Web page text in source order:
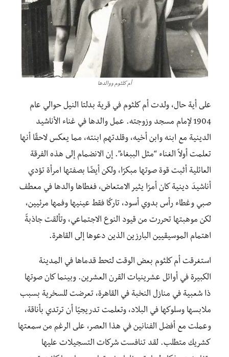
أم كلثوم ووالدها
على أية حال، ولدت أم كلثوم في قرية بدلتا النيل حوالي عام
1904 لإمام مسجد وزوجته. عمل والدها في غناء الأناشيد
الدينية مع ابنه وابن أخيه، وقلدتهم ابنته، مما يعكس لاحقًا أنها
تعلمت أولاً الغناء “مثل الببغاء”. إن الانضمام إلى هذه الفرقة
العائلية أثبت قوة صوتها مبكرًا، ولكن أيضًا بصفتها امرأة تؤدي
أناشيدَ دينية كان أمرًا يثير الامتعاض، فغطاها والدها في معطف
صبي وغطاء رأس بدوي أسود، تاركًا فقط عينيها وفمها مرئيين،
لكن موهبتها تحررت من قيود النوع الاجتماعي، وتألقت جاذبةً
اهتمام الموسيقيين البارزين الذين دعوها إلى القاهرة.
استغرقت أم كلثوم بعض الوقت لتحط قدماها في المدينة
الكبيرة في أوائل عشرينيات القرن العشرين. وبينما كان صوتها
ذا شعبية في منازل النخبة في القاهرة، تعرضت للسخرية بسبب
ملابسها وسلوكها في البلاد، وتعلمت تدريجيًا أن ترتدي بأناقة،
وعملت مع أفضل الفنانين في هذا العصر، على الرغم من سمعتها
كشريك متطلب. لقد تنافست شركات التسجيلات عليها